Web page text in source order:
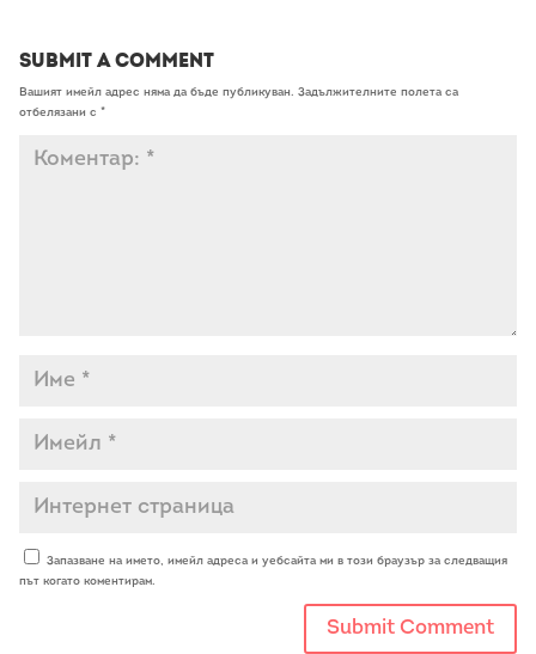
Submit a Comment
Вашият имейл адрес няма да бъде публикуван. Задължителните полета са
отбелязани с *
Запазване на името, имейл адреса и уебсайта ми в този браузър за следващия
път когато коментирам.